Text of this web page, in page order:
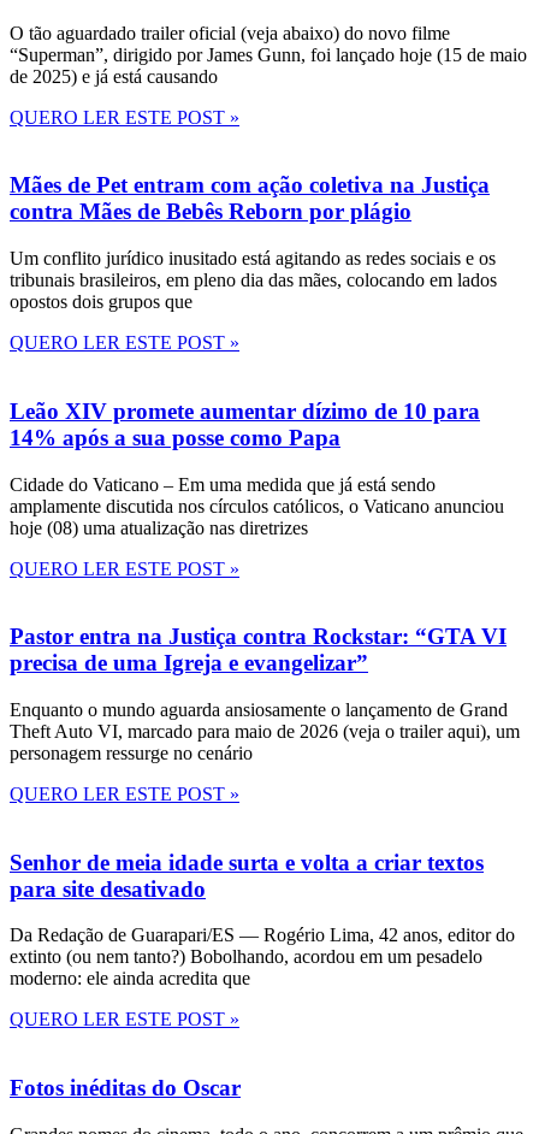
O tão aguardado trailer oficial (veja abaixo) do novo filme
“Superman”, dirigido por James Gunn, foi lançado hoje (15 de maio
de 2025) e já está causando
QUERO LER ESTE POST »
Mães de Pet entram com ação coletiva na Justiça
contra Mães de Bebês Reborn por plágio
Um conflito jurídico inusitado está agitando as redes sociais e os
tribunais brasileiros, em pleno dia das mães, colocando em lados
opostos dois grupos que
QUERO LER ESTE POST »
Leão XIV promete aumentar dízimo de 10 para
14% após a sua posse como Papa
Cidade do Vaticano – Em uma medida que já está sendo
amplamente discutida nos círculos católicos, o Vaticano anunciou
hoje (08) uma atualização nas diretrizes
QUERO LER ESTE POST »
Pastor entra na Justiça contra Rockstar: “GTA VI
precisa de uma Igreja e evangelizar”
Enquanto o mundo aguarda ansiosamente o lançamento de Grand
Theft Auto VI, marcado para maio de 2026 (veja o trailer aqui), um
personagem ressurge no cenário
QUERO LER ESTE POST »
Senhor de meia idade surta e volta a criar textos
para site desativado
Da Redação de Guarapari/ES — Rogério Lima, 42 anos, editor do
extinto (ou nem tanto?) Bobolhando, acordou em um pesadelo
moderno: ele ainda acredita que
QUERO LER ESTE POST »
Fotos inéditas do Oscar